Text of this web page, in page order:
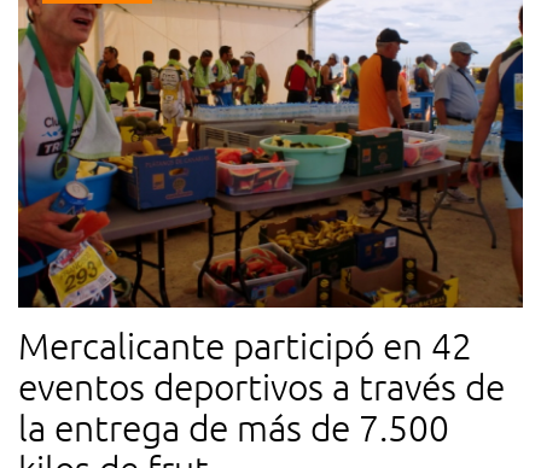
Mercalicante participó en 42
eventos deportivos a través de
la entrega de más de 7.500